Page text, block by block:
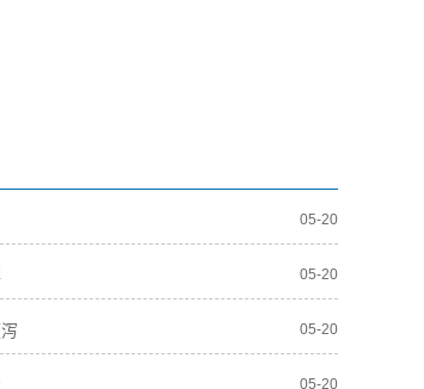
05-20
05-20
05-20
05-20